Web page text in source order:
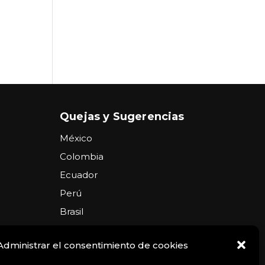
el consentimiento de cookies
Quejas y Sugerencias
México
Colombia
Ecuador
Perú
Brasil
USA